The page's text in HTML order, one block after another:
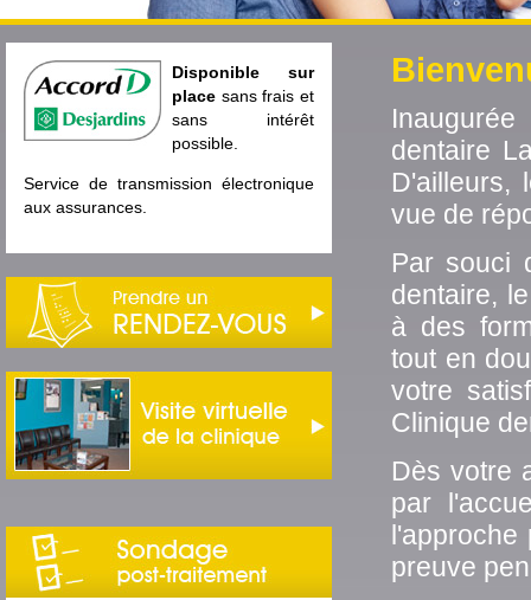
Disponible sur
place sans frais et
sans intérêt
possible.
Service de transmission électronique
aux assurances.
dentaire
D'ailleurs,
vue de
Par souci
dentaire,
à des
tout en
votre
Clinique
Dès votre
par
preuve